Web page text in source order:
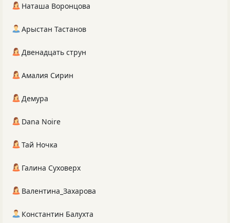
Наташа Воронцова
Арыстан Тастанов
Двенадцать струн
Амалия Сирин
Демура
Dana Noire
Тай Ночка
Галина Суховерх
Валентина_Захарова
Константин Балухта